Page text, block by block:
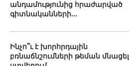
անդամությունից հրաժարված
գիտնականների...
Ինչո՞ւ է խորհրդային
բռնաճնշումների թեման մնացել